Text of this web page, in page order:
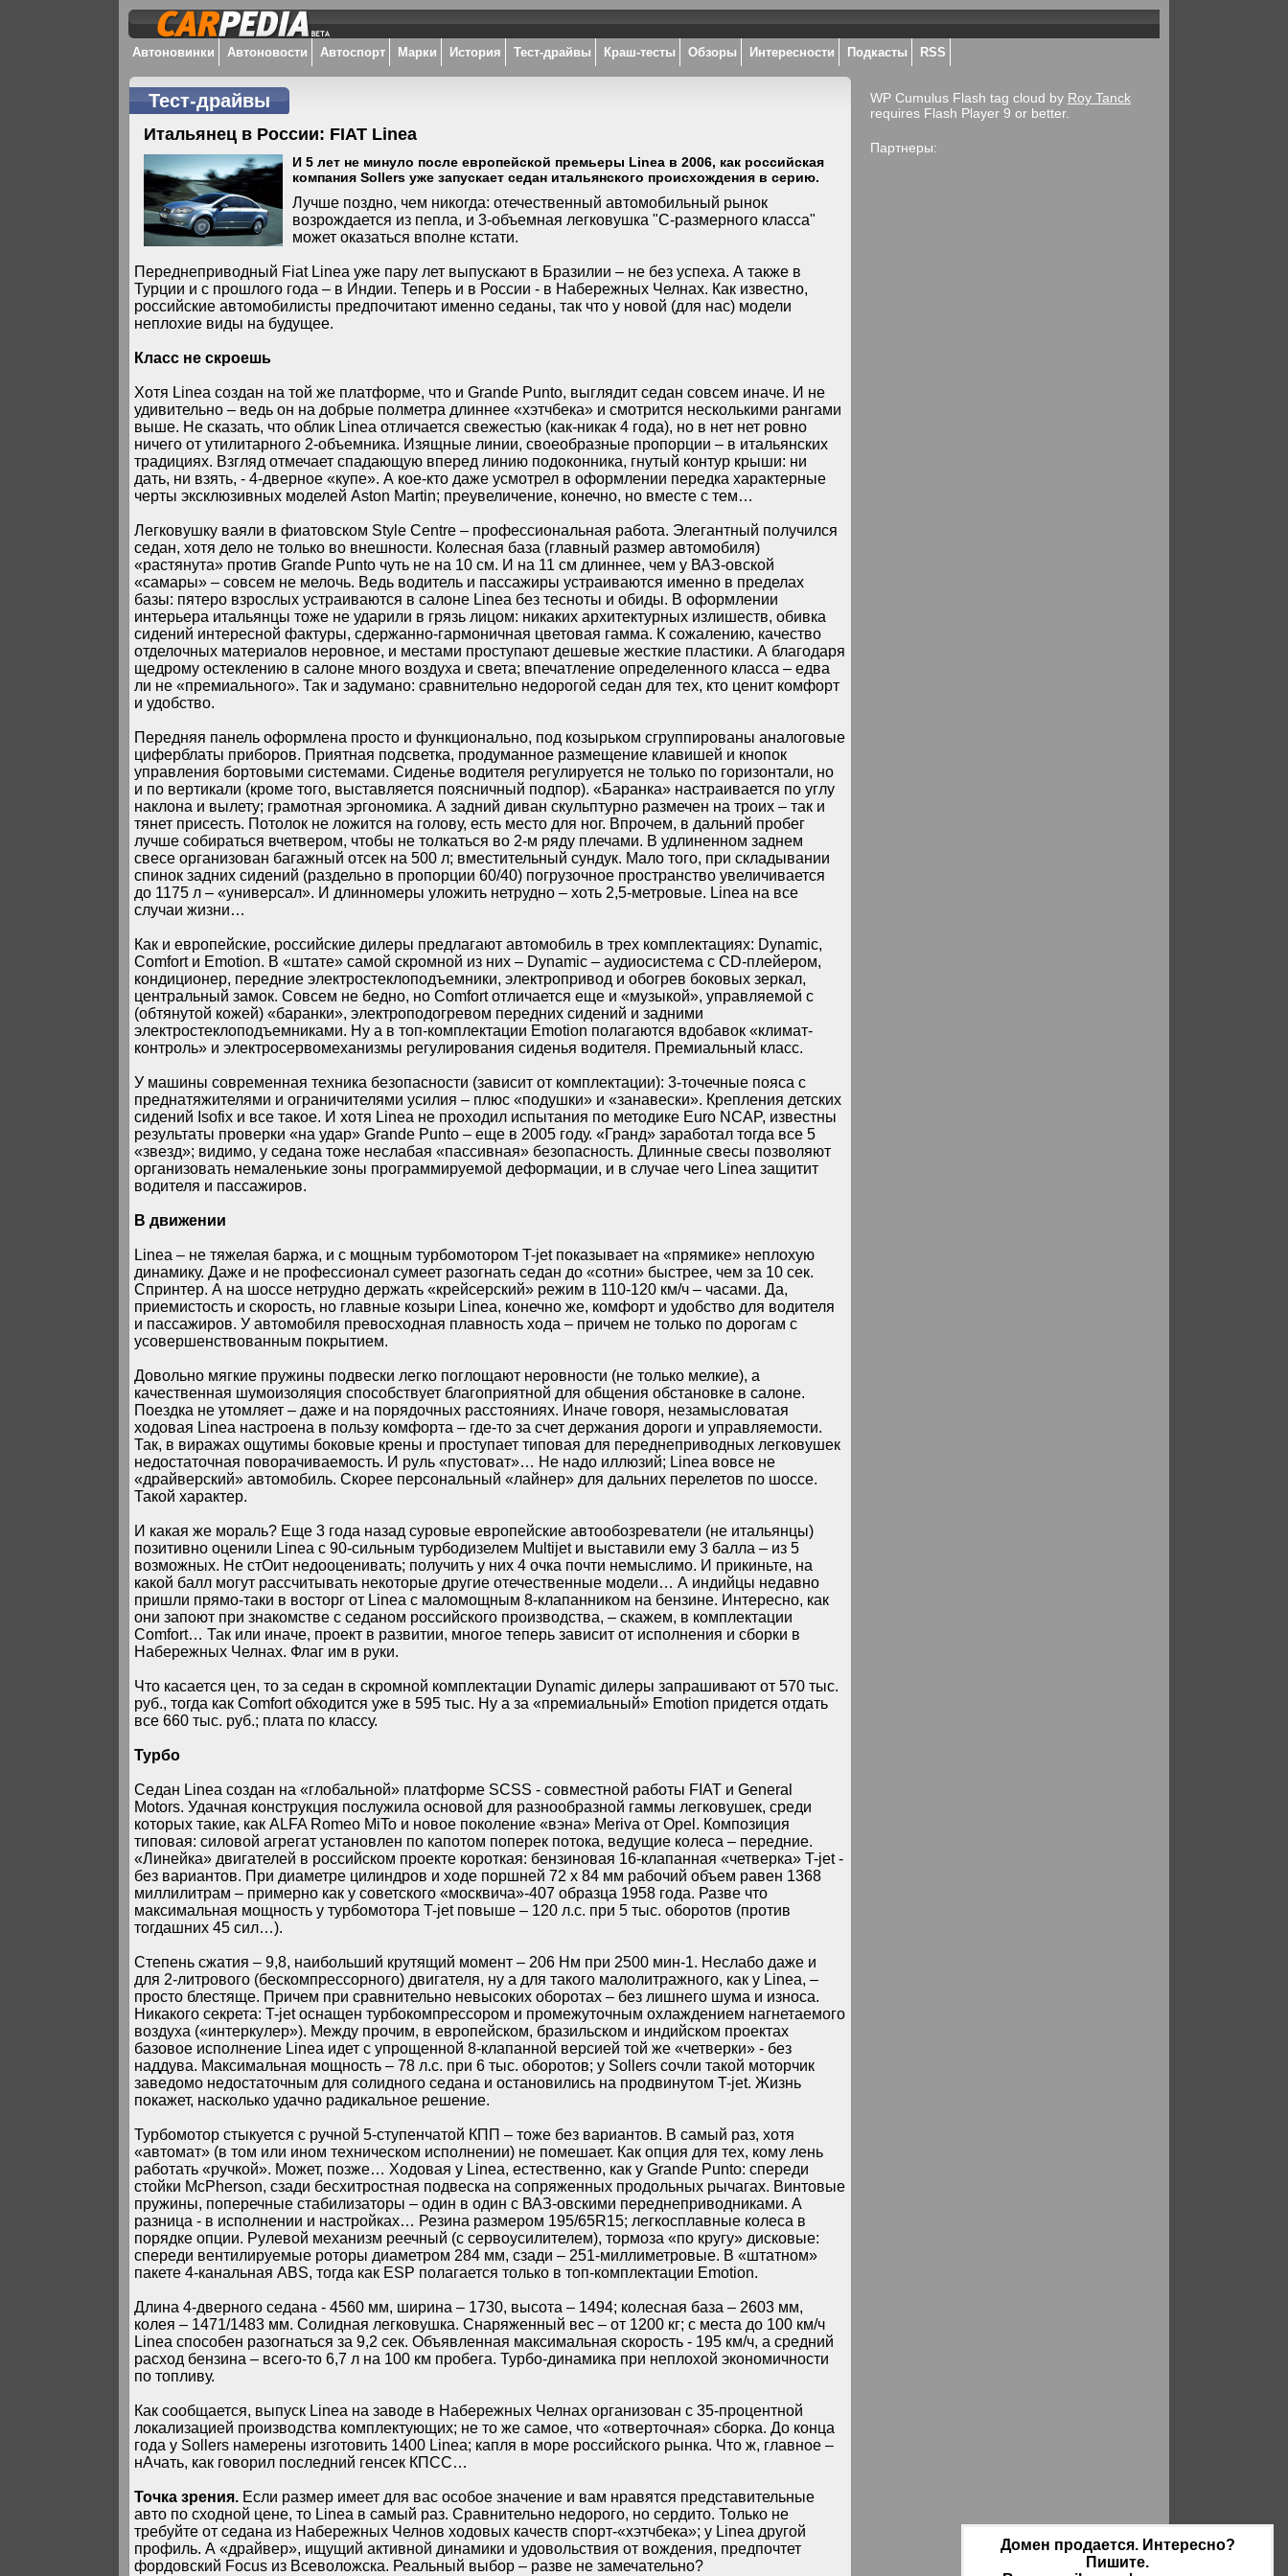
Автоновинки Автоновости Автоспорт Марки История Тест-драйвы Краш-тесты Обзоры Интересности Подкасты RSS
Тест-драйвы
Итальянец в России: FIAT Linea
И 5 лет не минуло после европейской премьеры Linea в 2006, как российская
компания Sollers уже запускает седан итальянского происхождения в серию.
Лучше поздно, чем никогда: отечественный автомобильный рынок
возрождается из пепла, и 3-объемная легковушка "С-размерного класса"
может оказаться вполне кстати.
Переднеприводный Fiat Linea уже пару лет выпускают в Бразилии – не без успеха. А также в
Турции и с прошлого года – в Индии. Теперь и в России - в Набережных Челнах. Как известно,
российские автомобилисты предпочитают именно седаны, так что у новой (для нас) модели
неплохие виды на будущее.
Класс не скроешь
Хотя Linea создан на той же платформе, что и Grande Punto, выглядит седан совсем иначе. И не
удивительно – ведь он на добрые полметра длиннее «хэтчбека» и смотрится несколькими рангами
выше. Не сказать, что облик Linea отличается свежестью (как-никак 4 года), но в нет нет ровно
ничего от утилитарного 2-объемника. Изящные линии, своеобразные пропорции – в итальянских
традициях. Взгляд отмечает спадающую вперед линию подоконника, гнутый контур крыши: ни
дать, ни взять, - 4-дверное «купе». А кое-кто даже усмотрел в оформлении передка характерные
черты эксклюзивных моделей Aston Martin; преувеличение, конечно, но вместе с тем…
Легковушку ваяли в фиатовском Style Centre – профессиональная работа. Элегантный получился
седан, хотя дело не только во внешности. Колесная база (главный размер автомобиля)
«растянута» против Grande Punto чуть не на 10 см. И на 11 см длиннее, чем у ВАЗ-овской
«самары» – совсем не мелочь. Ведь водитель и пассажиры устраиваются именно в пределах
базы: пятеро взрослых устраиваются в салоне Linea без тесноты и обиды. В оформлении
интерьера итальянцы тоже не ударили в грязь лицом: никаких архитектурных излишеств, обивка
сидений интересной фактуры, сдержанно-гармоничная цветовая гамма. К сожалению, качество
отделочных материалов неровное, и местами проступают дешевые жесткие пластики. А благодаря
щедрому остеклению в салоне много воздуха и света; впечатление определенного класса – едва
ли не «премиального». Так и задумано: сравнительно недорогой седан для тех, кто ценит комфорт
и удобство.
Передняя панель оформлена просто и функционально, под козырьком сгруппированы аналоговые
циферблаты приборов. Приятная подсветка, продуманное размещение клавишей и кнопок
управления бортовыми системами. Сиденье водителя регулируется не только по горизонтали, но
и по вертикали (кроме того, выставляется поясничный подпор). «Баранка» настраивается по углу
наклона и вылету; грамотная эргономика. А задний диван скульптурно размечен на троих – так и
тянет присесть. Потолок не ложится на голову, есть место для ног. Впрочем, в дальний пробег
лучше собираться вчетвером, чтобы не толкаться во 2-м ряду плечами. В удлиненном заднем
свесе организован багажный отсек на 500 л; вместительный сундук. Мало того, при складывании
спинок задних сидений (раздельно в пропорции 60/40) погрузочное пространство увеличивается
до 1175 л – «универсал». И длинномеры уложить нетрудно – хоть 2,5-метровые. Linea на все
случаи жизни…
Как и европейские, российские дилеры предлагают автомобиль в трех комплектациях: Dynamic,
Comfort и Emotion. В «штате» самой скромной из них – Dynamic – аудиосистема с CD-плейером,
кондиционер, передние электростеклоподъемники, электропривод и обогрев боковых зеркал,
центральный замок. Совсем не бедно, но Comfort отличается еще и «музыкой», управляемой с
(обтянутой кожей) «баранки», электроподогревом передних сидений и задними
электростеклоподъемниками. Ну а в топ-комплектации Emotion полагаются вдобавок «климат-
контроль» и электросервомеханизмы регулирования сиденья водителя. Премиальный класс.
У машины современная техника безопасности (зависит от комплектации): 3-точечные пояса с
преднатяжителями и ограничителями усилия – плюс «подушки» и «занавески». Крепления детских
сидений Isofix и все такое. И хотя Linea не проходил испытания по методике Euro NCAP, известны
результаты проверки «на удар» Grande Punto – еще в 2005 году. «Гранд» заработал тогда все 5
«звезд»; видимо, у седана тоже неслабая «пассивная» безопасность. Длинные свесы позволяют
организовать немаленькие зоны программируемой деформации, и в случае чего Linea защитит
водителя и пассажиров.
В движении
Linea – не тяжелая баржа, и с мощным турбомотором T-jet показывает на «прямике» неплохую
динамику. Даже и не профессионал сумеет разогнать седан до «сотни» быстрее, чем за 10 сек.
Спринтер. А на шоссе нетрудно держать «крейсерский» режим в 110-120 км/ч – часами. Да,
приемистость и скорость, но главные козыри Linea, конечно же, комфорт и удобство для водителя
и пассажиров. У автомобиля превосходная плавность хода – причем не только по дорогам с
усовершенствованным покрытием.
Довольно мягкие пружины подвески легко поглощают неровности (не только мелкие), а
качественная шумоизоляция способствует благоприятной для общения обстановке в салоне.
Поездка не утомляет – даже и на порядочных расстояниях. Иначе говоря, незамысловатая
ходовая Linea настроена в пользу комфорта – где-то за счет держания дороги и управляемости.
Так, в виражах ощутимы боковые крены и проступает типовая для переднеприводных легковушек
недостаточная поворачиваемость. И руль «пустоват»… Не надо иллюзий; Linea вовсе не
«драйверский» автомобиль. Скорее персональный «лайнер» для дальних перелетов по шоссе.
Такой характер.
И какая же мораль? Еще 3 года назад суровые европейские автообозреватели (не итальянцы)
позитивно оценили Linea с 90-сильным турбодизелем Multijet и выставили ему 3 балла – из 5
возможных. Не стОит недооценивать; получить у них 4 очка почти немыслимо. И прикиньте, на
какой балл могут рассчитывать некоторые другие отечественные модели… А индийцы недавно
пришли прямо-таки в восторг от Linea с маломощным 8-клапанником на бензине. Интересно, как
они запоют при знакомстве с седаном российского производства, – скажем, в комплектации
Comfort… Так или иначе, проект в развитии, многое теперь зависит от исполнения и сборки в
Набережных Челнах. Флаг им в руки.
Что касается цен, то за седан в скромной комплектации Dynamic дилеры запрашивают от 570 тыс.
руб., тогда как Comfort обходится уже в 595 тыс. Ну а за «премиальный» Emotion придется отдать
все 660 тыс. руб.; плата по классу.
Турбо
Седан Linea создан на «глобальной» платформе SCSS - совместной работы FIAT и General
Motors. Удачная конструкция послужила основой для разнообразной гаммы легковушек, среди
которых такие, как ALFA Romeo MiTo и новое поколение «вэна» Meriva от Opel. Композиция
типовая: силовой агрегат установлен по капотом поперек потока, ведущие колеса – передние.
«Линейка» двигателей в российском проекте короткая: бензиновая 16-клапанная «четверка» T-jet -
без вариантов. При диаметре цилиндров и ходе поршней 72 х 84 мм рабочий объем равен 1368
миллилитрам – примерно как у советского «москвича»-407 образца 1958 года. Разве что
максимальная мощность у турбомотора T-jet повыше – 120 л.с. при 5 тыс. оборотов (против
тогдашних 45 сил…).
Степень сжатия – 9,8, наибольший крутящий момент – 206 Нм при 2500 мин-1. Неслабо даже и
для 2-литрового (бескомпрессорного) двигателя, ну а для такого малолитражного, как у Linea, –
просто блестяще. Причем при сравнительно невысоких оборотах – без лишнего шума и износа.
Никакого секрета: T-jet оснащен турбокомпрессором и промежуточным охлаждением нагнетаемого
воздуха («интеркулер»). Между прочим, в европейском, бразильском и индийском проектах
базовое исполнение Linea идет с упрощенной 8-клапанной версией той же «четверки» - без
наддува. Максимальная мощность – 78 л.с. при 6 тыс. оборотов; у Sollers сочли такой моторчик
заведомо недостаточным для солидного седана и остановились на продвинутом T-jet. Жизнь
покажет, насколько удачно радикальное решение.
Турбомотор стыкуется с ручной 5-ступенчатой КПП – тоже без вариантов. В самый раз, хотя
«автомат» (в том или ином техническом исполнении) не помешает. Как опция для тех, кому лень
работать «ручкой». Может, позже… Ходовая у Linea, естественно, как у Grande Punto: спереди
стойки McPherson, сзади бесхитростная подвеска на сопряженных продольных рычагах. Винтовые
пружины, поперечные стабилизаторы – один в один с ВАЗ-овскими переднеприводниками. А
разница - в исполнении и настройках… Резина размером 195/65R15; легкосплавные колеса в
порядке опции. Рулевой механизм реечный (с сервоусилителем), тормоза «по кругу» дисковые:
спереди вентилируемые роторы диаметром 284 мм, сзади – 251-миллиметровые. В «штатном»
пакете 4-канальная ABS, тогда как ESP полагается только в топ-комплектации Emotion.
Длина 4-дверного седана - 4560 мм, ширина – 1730, высота – 1494; колесная база – 2603 мм,
колея – 1471/1483 мм. Солидная легковушка. Снаряженный вес – от 1200 кг; с места до 100 км/ч
Linea способен разогнаться за 9,2 сек. Объявленная максимальная скорость - 195 км/ч, а средний
расход бензина – всего-то 6,7 л на 100 км пробега. Турбо-динамика при неплохой экономичности
по топливу.
Как сообщается, выпуск Linea на заводе в Набережных Челнах организован с 35-процентной
локализацией производства комплектующих; не то же самое, что «отверточная» сборка. До конца
года у Sollers намерены изготовить 1400 Linea; капля в море российского рынка. Что ж, главное –
нАчать, как говорил последний генсек КПСС…
Точка зрения. Если размер имеет для вас особое значение и вам нравятся представительные
авто по сходной цене, то Linea в самый раз. Сравнительно недорого, но сердито. Только не
требуйте от седана из Набережных Челнов ходовых качеств спорт-«хэтчбека»; у Linea другой
профиль. А «драйвер», ищущий активной динамики и удовольствия от вождения, предпочтет
фордовский Focus из Всеволожска. Реальный выбор – разве не замечательно?
WP Cumulus Flash tag cloud by Roy Tanck
requires Flash Player 9 or better.
Партнеры:
Домен продается. Интересно?
Пишите.